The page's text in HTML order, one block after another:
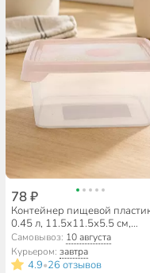
78 ₽
Контейнер пищевой
0.45 л, 11.5х11.5х5.5 см,
квадратный, Plast team,
PT143111591
Самовывоз: 10 августа
Курьером:завтра
4.9•26 отзывов